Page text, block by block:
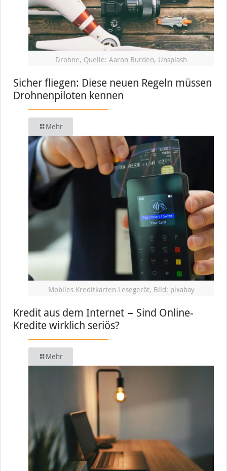
Drohne, Quelle: Aaron Burden, Unsplash
Sicher fliegen: Diese neuen Regeln müssen
Drohnenpiloten kennen
Mehr
Mobiles Kreditkarten Lesegerät, Bild: pixabay
Kredit aus dem Internet − Sind Online-
Kredite wirklich seriös?
Mehr